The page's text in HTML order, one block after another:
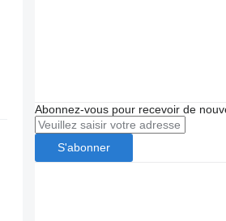
Abonnez-vous pour recevoir de
S'abonner